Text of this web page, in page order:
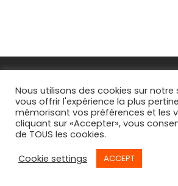
FAQs
CGV
Suivi de commande
2026© ByWilly Bègue
Nous utilisons des cookies sur notre
vous offrir l'expérience la plus
mémorisant vos préférences et les
cliquant sur «Accepter», vous
de TOUS les cookies.
Cookie settings
ACCEPT